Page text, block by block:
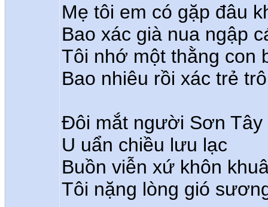
Mẹ tôi em có gặp đâu
Bao xác già nua ngập
Tôi nhớ một thằng con
Bao nhiêu rồi xác trẻ
Đôi mắt người Sơn Tây
U uẩn chiều lưu lạc
Buồn viễn xứ khôn
Tôi nặng lòng gió